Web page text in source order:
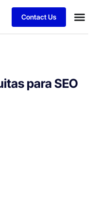
Contact Us
para SEO